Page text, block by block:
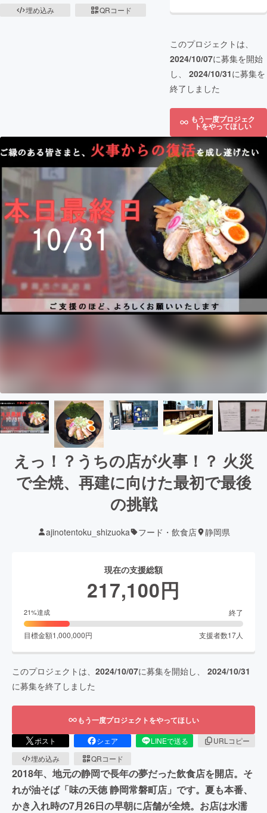
埋め込み
QRコード
このプロジェクトは、
2024/10/07に募集を開始
し、 2024/10/31に募集を
終了しました
もう一度プロジェク
トをやってほしい
えっ！？うちの店が火事！？ 火災
で全焼、再建に向けた最初で最後
の挑戦
ajinotentoku_shizuoka フード・飲食店 静岡県
現在の支援総額
217,100円
21%達成 終了
目標金額1,000,000円 支援者数17人
このプロジェクトは、 2024/10/07に募集を開始し、 2024/10/31
に募集を終了しました
もう一度プロジェクトをやってほしい
ポスト シェア LINEで送る
URLコピー
埋め込み
QRコード
2018年、地元の静岡で長年の夢だった飲食店を開店。そ
れが油そば「味の天徳 静岡常磐町店」です。夏も本番、
かき入れ時の7月26日の早朝に店舗が全焼。お店は水濡